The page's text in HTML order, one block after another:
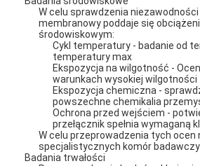
W celu sprawdzenia niezawodności
membranowy poddaje się
środowiskowym:
Cykl temperatury - badanie od
temperatury max
Ekspozycja na wilgotność -
warunkach wysokiej wilgotności
Ekspozycja chemiczna -
powszechne chemikalia
Ochrona przed wejściem -
przełącznik spełnia wymaganą
W celu przeprowadzenia tych
specjalistycznych komór
Badania trwałości